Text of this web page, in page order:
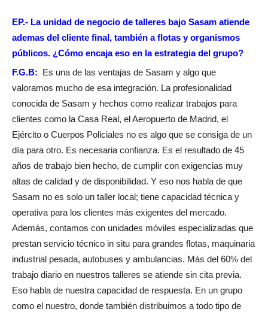
EP.- La unidad de negocio de talleres bajo Sasam atiende
ademas del cliente final, también a flotas y organismos
públicos. ¿Cómo encaja eso en la estrategia del grupo?
F.G.B: Es una de las ventajas de Sasam y algo que
valoramos mucho de esa integración. La profesionalidad
conocida de Sasam y hechos como realizar trabajos para
clientes como la Casa Real, el Aeropuerto de Madrid, el
Ejército o Cuerpos Policiales no es algo que se consiga de un
día para otro. Es necesaria confianza. Es el resultado de 45
años de trabajo bien hecho, de cumplir con exigencias muy
altas de calidad y de disponibilidad. Y eso nos habla de que
Sasam no es solo un taller local; tiene capacidad técnica y
operativa para los clientes más exigentes del mercado.
Además, contamos con unidades móviles especializadas que
prestan servicio técnico in situ para grandes flotas, maquinaria
industrial pesada, autobuses y ambulancias. Más del 60% del
trabajo diario en nuestros talleres se atiende sin cita previa.
Eso habla de nuestra capacidad de respuesta. En un grupo
como el nuestro, donde también distribuimos a todo tipo de